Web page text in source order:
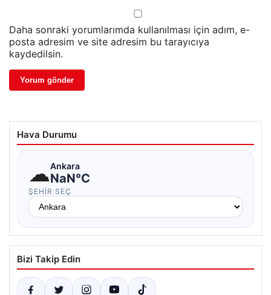
Daha sonraki yorumlarımda kullanılması için adım, e-
posta adresim ve site adresim bu tarayıcıya
kaydedilsin.
Hava Durumu
☁Ankara
NaN°C
ŞEHIR SEÇ
Bizi Takip Edin